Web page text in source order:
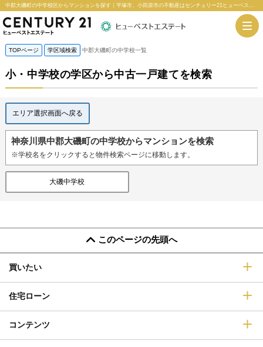
中郡大磯町の中学校区からマンションを探す｜平塚市、小田原市の不動産はセンチュリー21ヒューベストエステート
TOPページ 学区域検索 中郡大磯町の中学校一覧
小・中学校の学区から中古一戸建てを検索
エリア選択画面へ戻る
神奈川県中郡大磯町の中学校からマンションを検索
※学校名をクリックすると物件検索ページに移動します。
大磯中学校
このページの先頭へ
買いたい
住宅ローン
コンテンツ